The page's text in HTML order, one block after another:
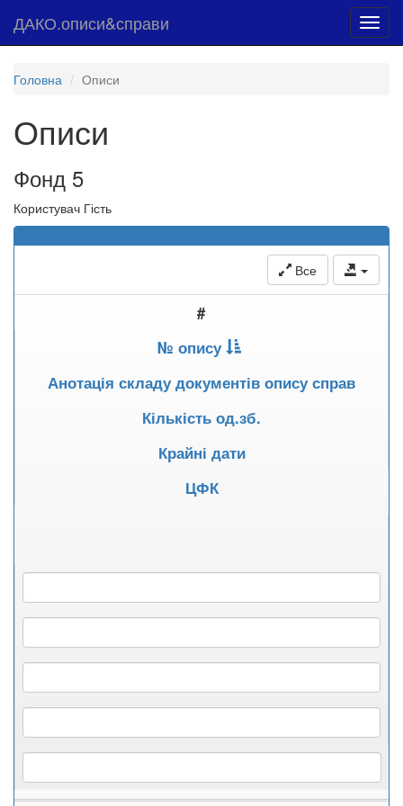
ДАКО.описи&справи
Головна Описи
Описи
Фонд 5
Користувач Гість
Все
#
№ опису
Анотація складу документів опису справ
Кількість од.зб.
Крайні дати
ЦФК